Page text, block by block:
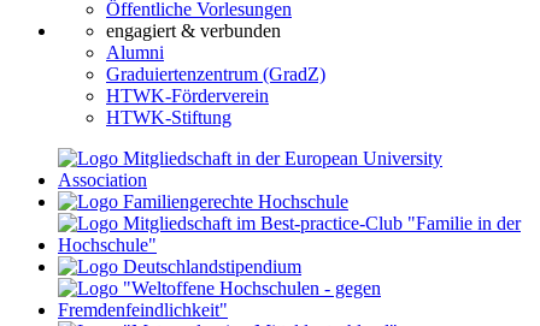
Öffentliche Vorlesungen
engagiert & verbunden
Alumni
Graduiertenzentrum (GradZ)
HTWK-Förderverein
HTWK-Stiftung